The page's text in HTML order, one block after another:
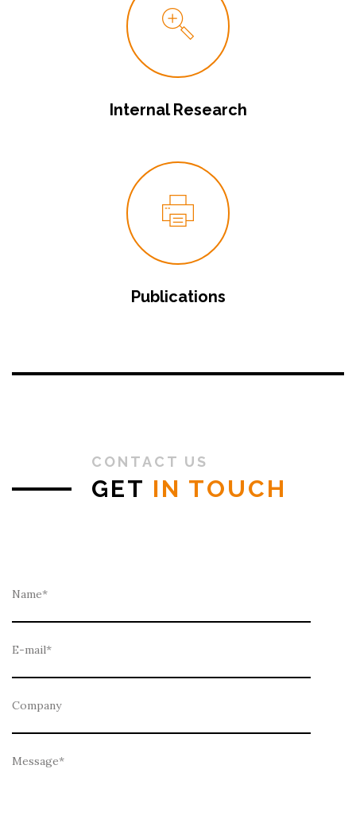
Internal Research
Publications
CONTACT US
GET IN TOUCH